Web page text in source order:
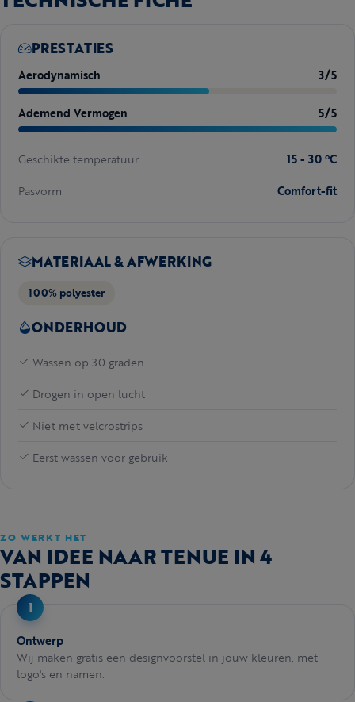
PRESTATIES
Aerodynamisch 3/5
Ademend Vermogen 5/5
Geschikte temperatuur
15 - 30 ºC
Pasvorm
Comfort-fit
MATERIAAL & AFWERKING
100% polyester
ONDERHOUD
Wassen op 30 graden
Drogen in open lucht
Niet met velcrostrips
Eerst wassen voor gebruik
ZO WERKT HET
VAN IDEE NAAR TENUE IN 4
STAPPEN
Ontwerp
Wij maken gratis een designvoorstel in jouw kleuren, met
logo's en namen.